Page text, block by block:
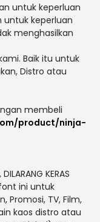
untuk keperluan
untuk keperluan
menghasilkan
Baik itu untuk
Distro atau
membeli
product/ninja-
KERAS
ini untuk
Promosi, TV, Film,
kaos distro atau